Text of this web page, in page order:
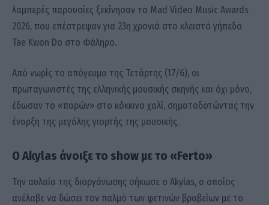
λαμπερές παρουσίες ξεκίνησαν τα Mad Video Music Awards
2026, που επέστρεψαν για 23η χρονιά στο κλειστό γήπεδο
Tae Kwon Do στο Φάληρο.
Από νωρίς το απόγευμα της Τετάρτης (17/6), οι
πρωταγωνιστές της ελληνικής μουσικής σκηνής και όχι μόνο,
έδωσαν το «παρών» στο κόκκινο χαλί, σηματοδοτώντας την
έναρξη της μεγάλης γιορτής της μουσικής.
Ο Akylas άνοιξε το show με το «Ferto»
Την αυλαία της διοργάνωσης σήκωσε ο Akylas, ο οποίος
ανέλαβε να δώσει τον παλμό των φετινών βραβείων με το